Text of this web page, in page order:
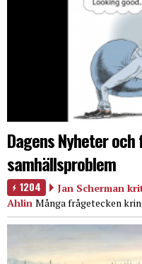
Dagens Nyheter
samhällsproblem
1204
Jan Scherman
Ahlin Många frågetecken